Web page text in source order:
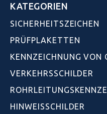
KATEGORIEN
SICHERHEITSZEICHEN
PRÜFPLAKETTEN
KENNZEICHNUNG VON
VERKEHRSSCHILDER
HINWEISSCHILDER